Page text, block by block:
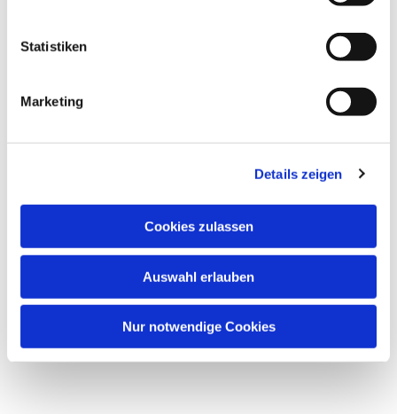
Statistiken
Marketing
Details zeigen
Cookies zulassen
Auswahl erlauben
Nur notwendige Cookies